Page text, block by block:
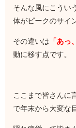
そんな風にこうい
体がピークのサイ
その違いは 「あっ
動に移す点です。
ここまで皆さんに
で年末から大変な